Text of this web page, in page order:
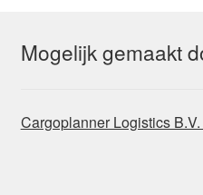
Mogelijk gemaakt
Cargoplanner Logistics